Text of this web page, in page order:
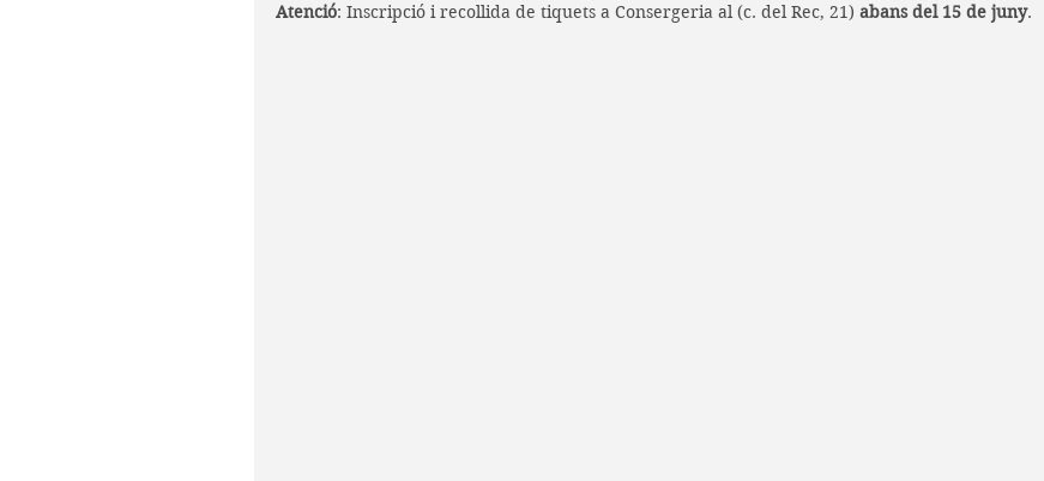
Atenció: Inscripció i recollida de tiquets a Consergeria al (c. del Rec, 21) abans del 15 de juny.